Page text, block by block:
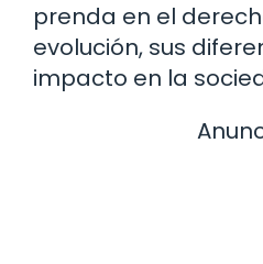
prenda en el
evolución, sus
impacto en la